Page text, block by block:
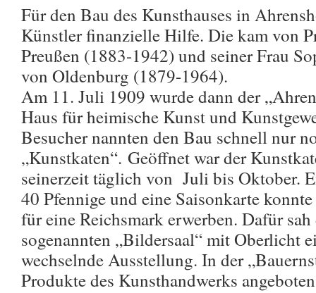
Für den Bau des Kunsthauses in
Künstler finanzielle Hilfe. Die kam von
Preußen (1883-1942) und seiner Frau
von Oldenburg (1879-1964).
Am 11. Juli 1909 wurde dann der
Haus für heimische Kunst und
Besucher nannten den Bau schnell nur
„Kunstkaten“. Geöffnet war der
seinerzeit täglich von Juli bis Oktober.
40 Pfennige und eine Saisonkarte
für eine Reichsmark erwerben. Dafür
sogenannten „Bildersaal“ mit Oberlicht
wechselnde Ausstellung. In der
Produkte des Kunsthandwerks